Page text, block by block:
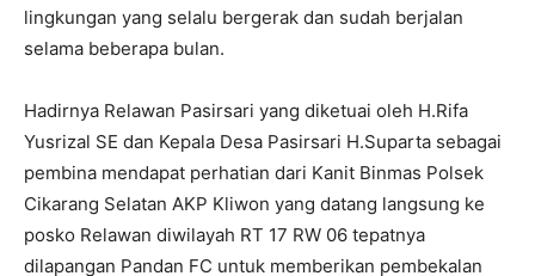
lingkungan yang selalu bergerak dan sudah berjalan
selama beberapa bulan.
Hadirnya Relawan Pasirsari yang diketuai oleh H.Rifa
Yusrizal SE dan Kepala Desa Pasirsari H.Suparta sebagai
pembina mendapat perhatian dari Kanit Binmas Polsek
Cikarang Selatan AKP Kliwon yang datang langsung ke
posko Relawan diwilayah RT 17 RW 06 tepatnya
dilapangan Pandan FC untuk memberikan pembekalan